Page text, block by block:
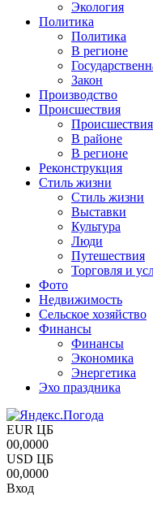
Экология
Политика
Политика
В регионе
Закон
Производство
Происшествия
Происшествия
В районе
В регионе
Реконструкция
Стиль жизни
Стиль жизни
Выставки
Культура
Люди
Путешествия
Торговля и
Фото
Недвижимость
Сельское хозяйство
Финансы
Финансы
Экономика
Энергетика
Эхо праздника
EUR ЦБ
00,0000
USD ЦБ
00,0000
Вход